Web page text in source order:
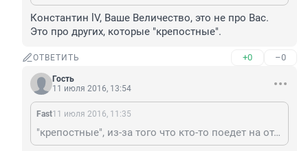
Константин lV, Ваше Величество, это не про Вас.
Это про других, которые "крепостные".
ОТВЕТИТЬ +0 –0
Гость
11 июля 2016, 13:54
Fast11 июля 2016, 11:35
"крепостные", из-за того что кто-то поедет на отдых в Турцию? Бред